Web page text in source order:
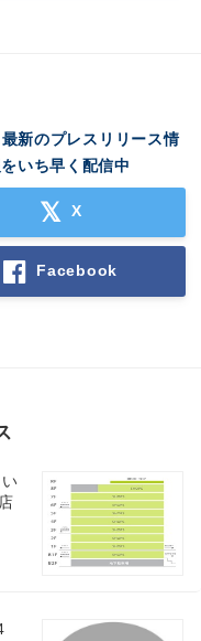
新のプレスリリース情
いち早く配信中
X
Facebook